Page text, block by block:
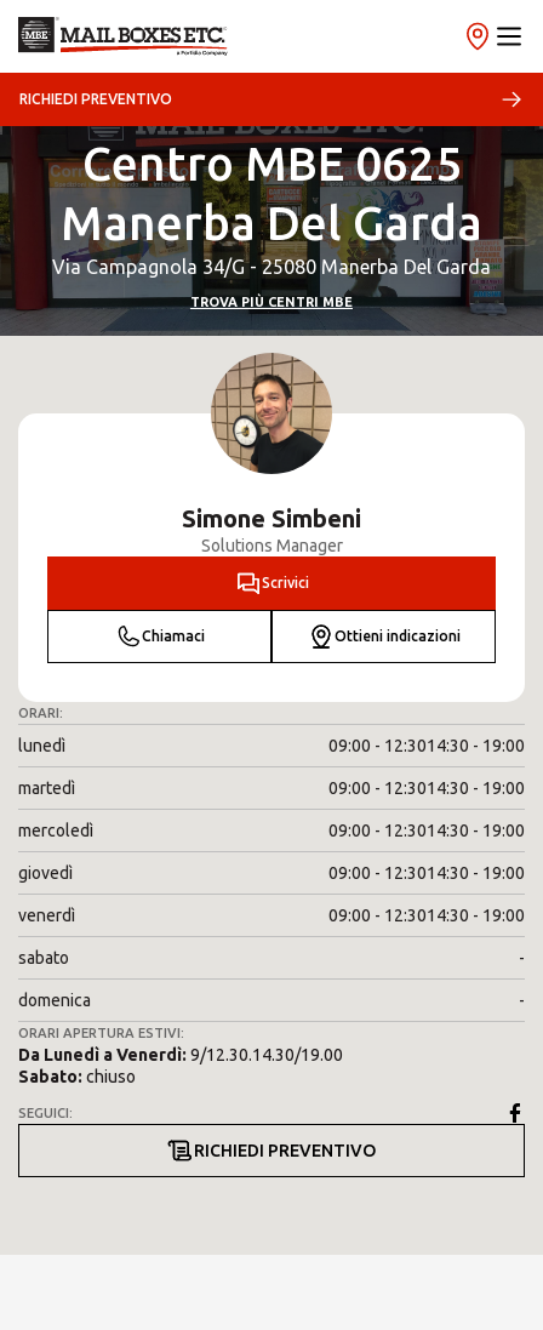
RICHIEDI PREVENTIVO
Centro MBE 0625
Manerba Del Garda
Via Campagnola 34/G - 25080 Manerba Del Garda
TROVA PIÙ CENTRI MBE
Simone Simbeni
Solutions Manager
Scrivici
Chiamaci Ottieni indicazioni
ORARI:
lunedì 09:00 - 12:3014:30 - 19:00
martedì 09:00 - 12:3014:30 - 19:00
mercoledì 09:00 - 12:3014:30 - 19:00
giovedì 09:00 - 12:3014:30 - 19:00
venerdì 09:00 - 12:3014:30 - 19:00
sabato -
domenica -
ORARI APERTURA ESTIVI:
Da Lunedì aVenerdì: 9/12.30.14.30/19.00
Sabato: chiuso
SEGUICI:
RICHIEDI PREVENTIVO